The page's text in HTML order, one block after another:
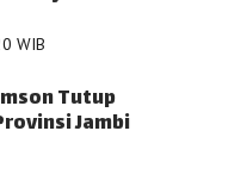
WIB
Tutup
Jambi